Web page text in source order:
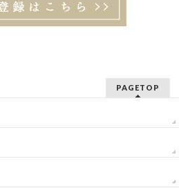
PAGETOP